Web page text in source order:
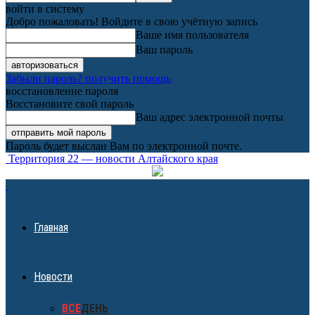
войти в систему
Добро пожаловать! Войдите в свою учётную запись
Ваше имя пользователя
Ваш пароль
Забыли пароль? получить помощь
восстановление пароля
Восстановите свой пароль
Ваш адрес электронной почты
Пароль будет выслан Вам по электронной почте.
Территория 22 — новости Алтайского края
Главная
Новости
ВСЕДЕНЬ